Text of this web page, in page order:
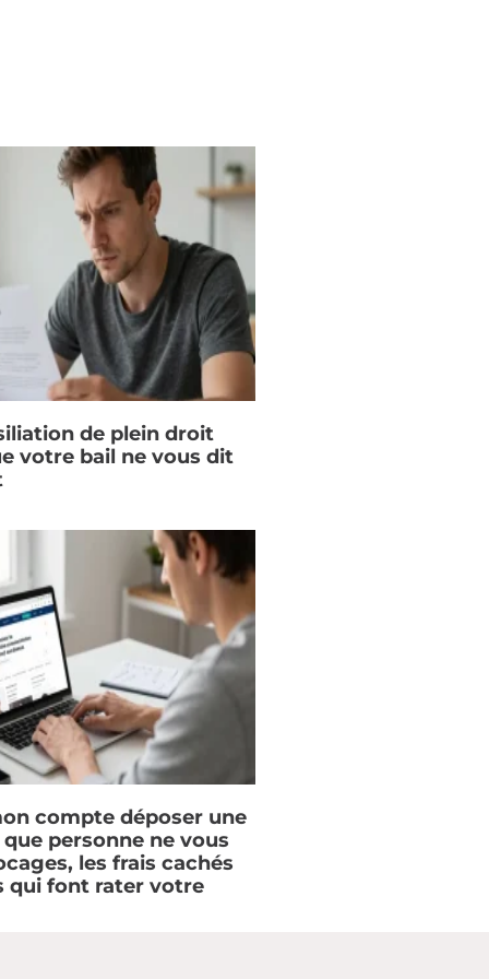
de plein droit
votre bail ne vous dit
compte déposer une
personne ne vous
les frais cachés
qui font rater votre